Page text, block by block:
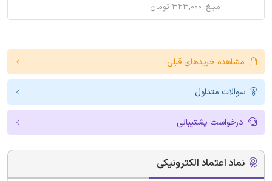
مبلغ: ۳۲۳,۰۰۰ تومان
مشاهده خریدهای قبلی
سوالات متداول
درخواست پشتیبانی
نماد اعتماد الکترونیکی